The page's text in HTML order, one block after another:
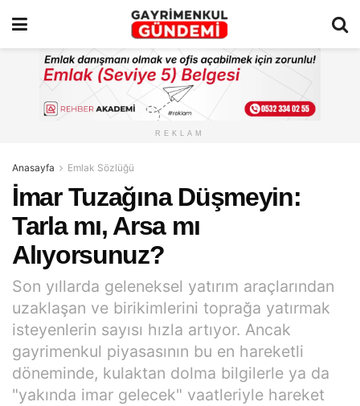
REKLAM
Anasayfa Emlak Sözlüğü
İmar Tuzağına Düşmeyin:
Tarla mı, Arsa mı
Alıyorsunuz?
Son yıllarda geleneksel yatırım araçlarından
uzaklaşan ve birikimlerini toprağa yatırmak
isteyenlerin sayısı hızla artıyor. Ancak
gayrimenkul piyasasının bu en hareketli
döneminde, kulaktan dolma bilgilerle ya da
"yakında imar gelecek" vaatleriyle hareket